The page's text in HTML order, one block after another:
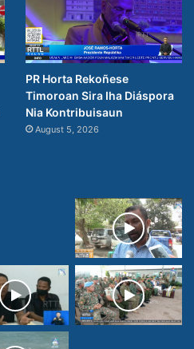
PR Horta Rekoñese
Timoroan Sira Iha Diáspora
Nia Kontribuisaun
August 5, 2026